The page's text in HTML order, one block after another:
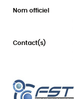
Nom officiel
Contact(s)